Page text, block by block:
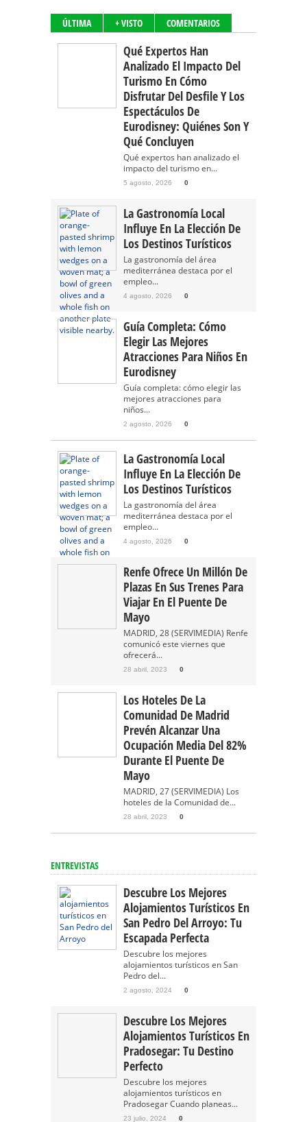
ÚLTIMA + VISTO COMENTARIOS
Qué Expertos Han
Analizado El Impacto Del
Turismo En Cómo
Disfrutar Del Desfile Y Los
Espectáculos De
Eurodisney: Quiénes Son Y
Qué Concluyen
Qué expertos han analizado el
impacto del turismo en...
5 agosto, 2026 0
La Gastronomía Local
Influye En La Elección De
Los Destinos Turísticos
La gastronomía del área
mediterránea destaca por el
empleo...
4 agosto, 2026 0
Guía Completa: Cómo
Elegir Las Mejores
Atracciones Para Niños En
Eurodisney
Guía completa: cómo elegir las
mejores atracciones para
niños...
2 agosto, 2026 0
La Gastronomía Local
Influye En La Elección De
Los Destinos Turísticos
La gastronomía del área
mediterránea destaca por el
empleo...
4 agosto, 2026 0
Renfe Ofrece Un Millón De
Plazas En Sus Trenes Para
Viajar En El Puente De
Mayo
MADRID, 28 (SERVIMEDIA) Renfe
comunicó este viernes que
ofrecerá...
28 abril, 2023 0
Los Hoteles De La
Comunidad De Madrid
Prevén Alcanzar Una
Ocupación Media Del 82%
Durante El Puente De
Mayo
MADRID, 27 (SERVIMEDIA) Los
hoteles de la Comunidad de...
28 abril, 2023 0
ENTREVISTAS
Descubre Los Mejores
Alojamientos Turísticos En
San Pedro Del Arroyo: Tu
Escapada Perfecta
Descubre los mejores
alojamientos turísticos en San
Pedro del...
2 agosto, 2024 0
Descubre Los Mejores
Alojamientos Turísticos En
Pradosegar: Tu Destino
Perfecto
Descubre los mejores
alojamientos turísticos en
Pradosegar Cuando planeas...
23 julio, 2024 0